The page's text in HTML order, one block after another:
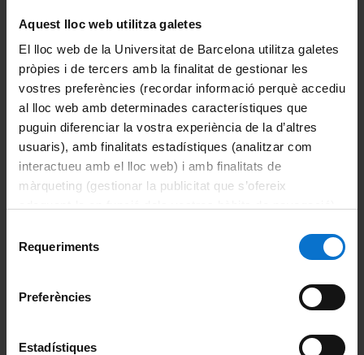
Aquest lloc web utilitza galetes
El lloc web de la Universitat de Barcelona utilitza galetes
pròpies i de tercers amb la finalitat de gestionar les
vostres preferències (recordar informació perquè accediu
al lloc web amb determinades característiques que
puguin diferenciar la vostra experiència de la d’altres
usuaris), amb finalitats estadístiques (analitzar com
interactueu amb el lloc web) i amb finalitats de
màrqueting (gestionar la publicitat que s’ofereix
consultar laPolítica de galetes del lloc web de la
Requeriments
Preferències
Estadístiques
Novetats
+ actualitat
Pensar a partir de Gaza. La filosofía ante
la guerra colonial y el fascismo.
Agenda | Mon May 11 02:00:00 CEST 2026
Ja disponible el sisè episodi d’ἀκουστικός, el pòdcast de
Agenda | Tue May 05 02:00:00 CEST 2026
Book Manuscript Workshop “Linguistic